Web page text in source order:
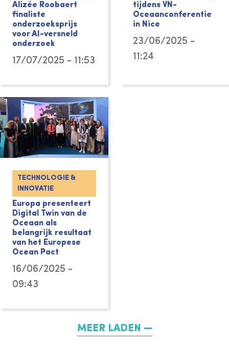
Alizée Roobaert
finaliste
onderzoeksprijs
voor AI-versneld
onderzoek
17/07/2025 - 11:53
tijdens VN-
Oceaanconferentie
in Nice
23/06/2025 -
11:24
TECHNOLOGIE &
INNOVATIE
Europa presenteert
Digital Twin van de
Oceaan als
belangrijk resultaat
van het Europese
Ocean Pact
16/06/2025 -
09:43
MEER LADEN